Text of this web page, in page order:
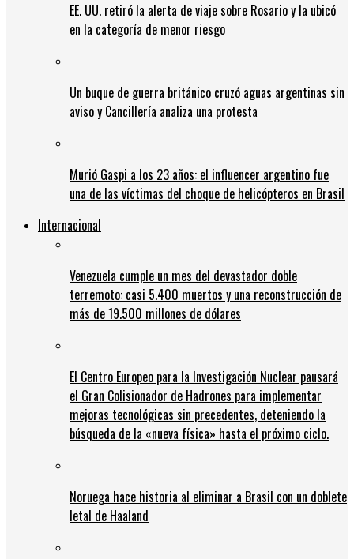
EE. UU. retiró la alerta de viaje sobre Rosario y la ubicó
en la categoría de menor riesgo
Un buque de guerra británico cruzó aguas argentinas sin
aviso y Cancillería analiza una protesta
Murió Gaspi a los 23 años: el influencer argentino fue
una de las víctimas del choque de helicópteros en Brasil
Internacional
Venezuela cumple un mes del devastador doble
terremoto: casi 5.400 muertos y una reconstrucción de
más de 19.500 millones de dólares
El Centro Europeo para la Investigación Nuclear pausará
el Gran Colisionador de Hadrones para implementar
mejoras tecnológicas sin precedentes, deteniendo la
búsqueda de la «nueva física» hasta el próximo ciclo.
Noruega hace historia al eliminar a Brasil con un doblete
letal de Haaland